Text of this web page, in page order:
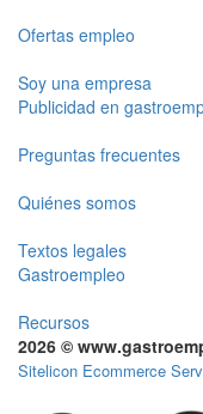
Ofertas empleo
Soy una empresa
Publicidad en
Preguntas frecuentes
Quiénes somos
Textos legales
Gastroempleo
Recursos
2026 ©
Sitelicon Ecommerce